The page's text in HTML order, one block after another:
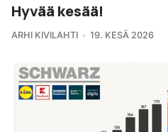
Hyvää kesää!
ARHI KIVILAHTI 19. KESÄ 2026